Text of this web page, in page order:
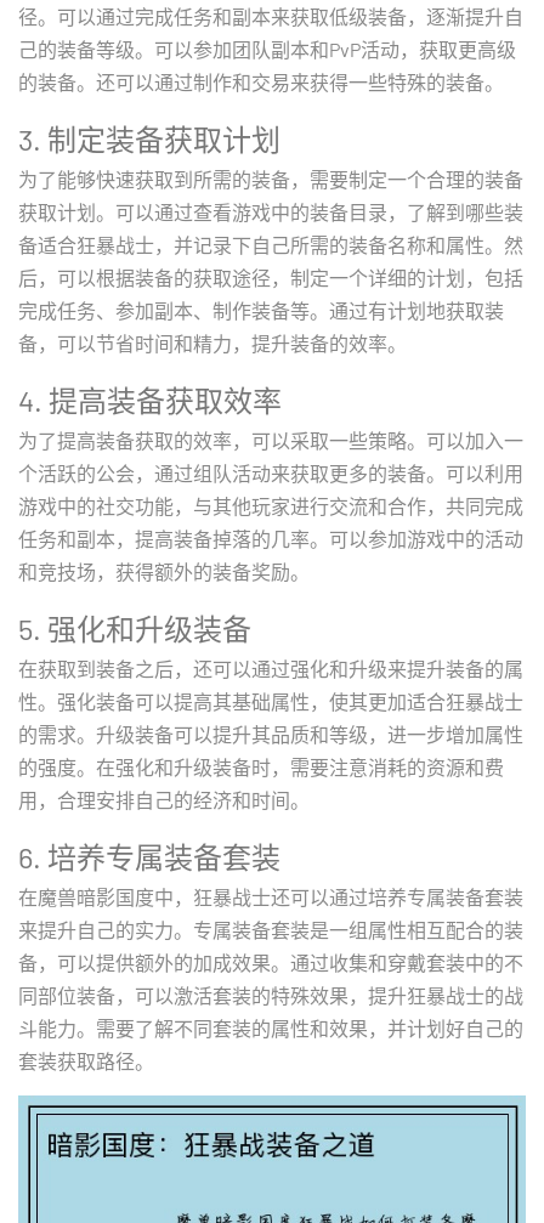
径。可以通过完成任务和副本来获取低级装备，逐渐提升自
己的装备等级。可以参加团队副本和PvP活动，获取更高级
的装备。还可以通过制作和交易来获得一些特殊的装备。
3. 制定装备获取计划
为了能够快速获取到所需的装备，需要制定一个合理的装备
获取计划。可以通过查看游戏中的装备目录，了解到哪些装
备适合狂暴战士，并记录下自己所需的装备名称和属性。然
后，可以根据装备的获取途径，制定一个详细的计划，包括
完成任务、参加副本、制作装备等。通过有计划地获取装
备，可以节省时间和精力，提升装备的效率。
4. 提高装备获取效率
为了提高装备获取的效率，可以采取一些策略。可以加入一
个活跃的公会，通过组队活动来获取更多的装备。可以利用
游戏中的社交功能，与其他玩家进行交流和合作，共同完成
任务和副本，提高装备掉落的几率。可以参加游戏中的活动
和竞技场，获得额外的装备奖励。
5. 强化和升级装备
在获取到装备之后，还可以通过强化和升级来提升装备的属
性。强化装备可以提高其基础属性，使其更加适合狂暴战士
的需求。升级装备可以提升其品质和等级，进一步增加属性
的强度。在强化和升级装备时，需要注意消耗的资源和费
用，合理安排自己的经济和时间。
6. 培养专属装备套装
在魔兽暗影国度中，狂暴战士还可以通过培养专属装备套装
来提升自己的实力。专属装备套装是一组属性相互配合的装
备，可以提供额外的加成效果。通过收集和穿戴套装中的不
同部位装备，可以激活套装的特殊效果，提升狂暴战士的战
斗能力。需要了解不同套装的属性和效果，并计划好自己的
套装获取路径。